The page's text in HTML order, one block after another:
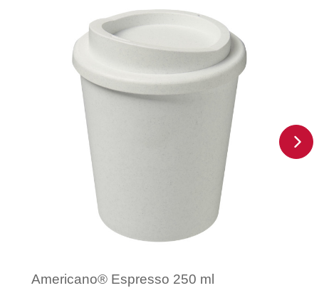
Americano® Espresso 250 ml